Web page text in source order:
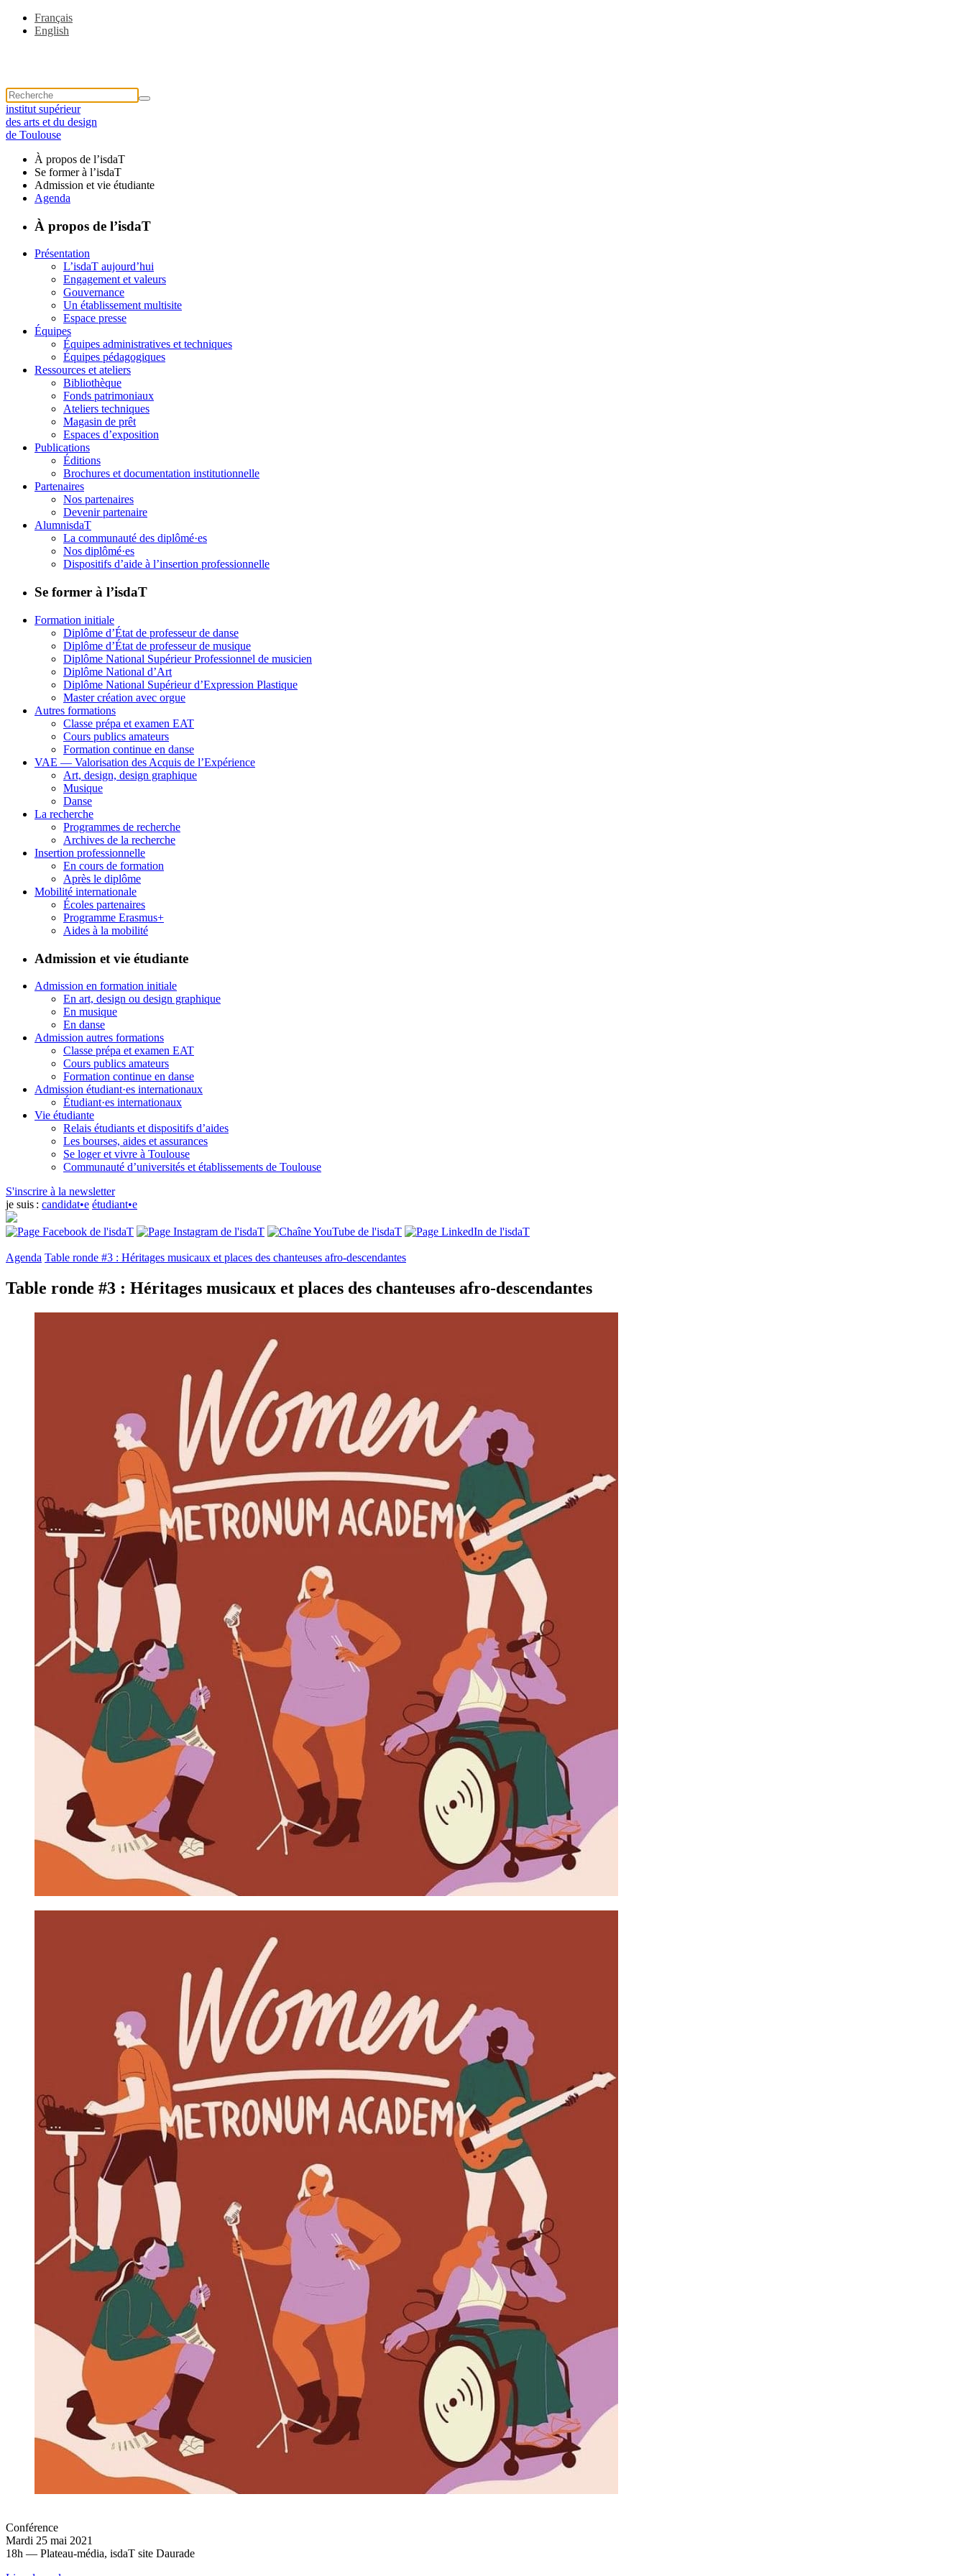
Français
English
institut supérieur
des arts et du design
de Toulouse
À propos de l’isdaT
Se former à l’isdaT
Admission et vie étudiante
Agenda
À propos de l’isdaT
Présentation
L’isdaT aujourd’hui
Engagement et valeurs
Gouvernance
Un établissement multisite
Espace presse
Équipes
Équipes administratives et techniques
Équipes pédagogiques
Ressources et ateliers
Bibliothèque
Fonds patrimoniaux
Ateliers techniques
Magasin de prêt
Espaces d’exposition
Publications
Éditions
Brochures et documentation institutionnelle
Partenaires
Nos partenaires
Devenir partenaire
AlumnisdaT
La communauté des diplômé·es
Nos diplômé·es
Dispositifs d’aide à l’insertion professionnelle
Se former à l’isdaT
Formation initiale
Diplôme d’État de professeur de danse
Diplôme d’État de professeur de musique
Diplôme National Supérieur Professionnel de musicien
Diplôme National d’Art
Diplôme National Supérieur d’Expression Plastique
Master création avec orgue
Autres formations
Classe prépa et examen EAT
Cours publics amateurs
Formation continue en danse
VAE — Valorisation des Acquis de l’Expérience
Art, design, design graphique
Musique
Danse
La recherche
Programmes de recherche
Archives de la recherche
Insertion professionnelle
En cours de formation
Après le diplôme
Mobilité internationale
Écoles partenaires
Programme Erasmus+
Aides à la mobilité
Admission et vie étudiante
Admission en formation initiale
En art, design ou design graphique
En musique
En danse
Admission autres formations
Classe prépa et examen EAT
Cours publics amateurs
Formation continue en danse
Admission étudiant·es internationaux
Étudiant·es internationaux
Vie étudiante
Relais étudiants et dispositifs d’aides
Les bourses, aides et assurances
Se loger et vivre à Toulouse
Communauté d’universités et établissements de Toulouse
S'inscrire à la newsletter
je suis : candidat•e étudiant•e
Agenda Table ronde #3 : Héritages musicaux et places des chanteuses afro-descendantes
Table ronde #3 : Héritages musicaux et places des chanteuses afro-descendantes
Conférence
Mardi 25 mai 2021
18h — Plateau-média, isdaT site Daurade